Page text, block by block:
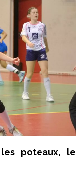
les poteaux, le